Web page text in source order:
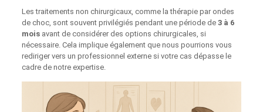
Les traitements non chirurgicaux, comme la thérapie par ondes
de choc, sont souvent privilégiés pendant une période de 3 à 6
moisavant de considérer des options chirurgicales, si
nécessaire. Cela implique également que nous pourrions vous
rediriger vers un professionnel externe si votre cas dépasse le
cadre de notre expertise.